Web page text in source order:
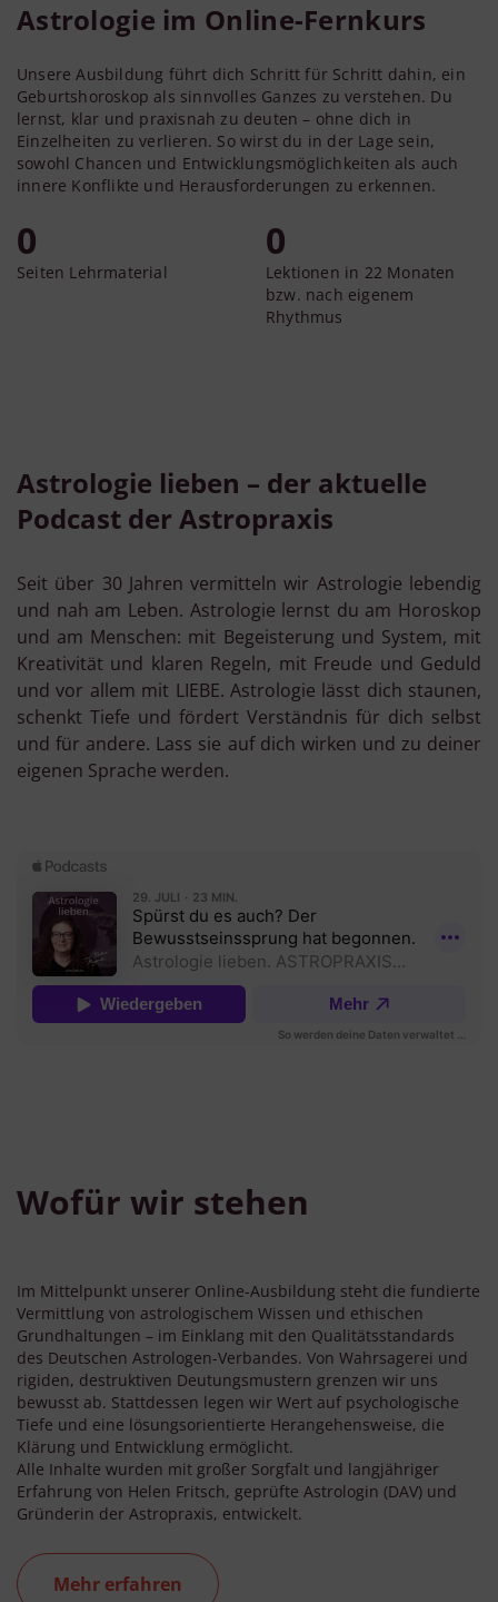
Astrologie im Online-Fernkurs
Unsere Ausbildung führt dich Schritt für Schritt dahin, ein
Geburtshoroskop als sinnvolles Ganzes zu verstehen. Du
lernst, klar und praxisnah zu deuten – ohne dich in
Einzelheiten zu verlieren. So wirst du in der Lage sein,
sowohl Chancen und Entwicklungsmöglichkeiten als auch
innere Konflikte und Herausforderungen zu erkennen.
0
Seiten Lehrmaterial
0
Lektionen in 22 Monaten
bzw. nach eigenem
Rhythmus
Astrologie lieben – der aktuelle
Podcast der Astropraxis
Seit über 30 Jahren vermitteln wir Astrologie lebendig
und nah am Leben. Astrologie lernst du am Horoskop
und am Menschen: mit Begeisterung und System, mit
Kreativität und klaren Regeln, mit Freude und Geduld
und vor allem mit LIEBE. Astrologie lässt dich staunen,
schenkt Tiefe und fördert Verständnis für dich selbst
und für andere. Lass sie auf dich wirken und zu deiner
eigenen Sprache werden.
Wofür wir stehen
Im Mittelpunkt unserer Online-Ausbildung steht die fundierte
Vermittlung von astrologischem Wissen und ethischen
Grundhaltungen – im Einklang mit den Qualitätsstandards
des Deutschen Astrologen-Verbandes. Von Wahrsagerei und
rigiden, destruktiven Deutungsmustern grenzen wir uns
bewusst ab. Stattdessen legen wir Wert auf psychologische
Tiefe und eine lösungsorientierte Herangehensweise, die
Klärung und Entwicklung ermöglicht.
Alle Inhalte wurden mit großer Sorgfalt und langjähriger
Erfahrung von Helen Fritsch, geprüfte Astrologin (DAV) und
Gründerin der Astropraxis, entwickelt.
Mehr erfahren